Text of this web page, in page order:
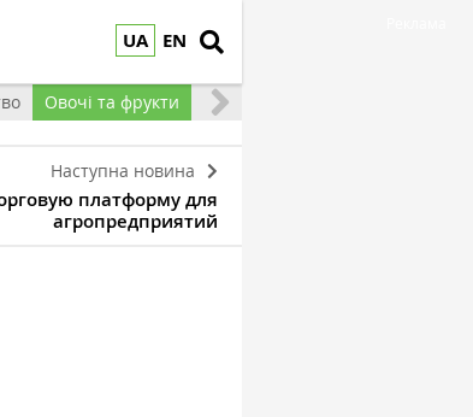
UA EN
Овочі та фрукти
Наступна новина
платформу для
агропредприятий